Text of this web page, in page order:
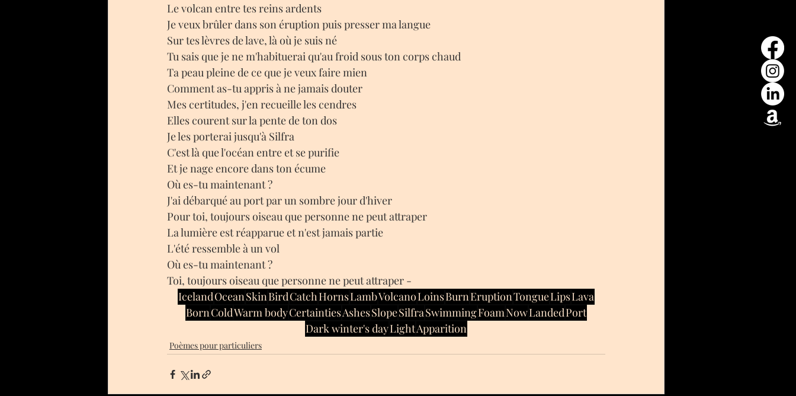
Le volcan entre tes reins ardents
Je veux brûler dans son éruption puis presser ma langue
Sur tes lèvres de lave, là où je suis né
Tu sais que je ne m'habituerai qu'au froid sous ton corps chaud
Ta peau pleine de ce que je veux faire mien
Comment as-tu appris à ne jamais douter
Mes certitudes, j'en recueille les cendres
Elles courent sur la pente de ton dos
Je les porterai jusqu'à Silfra
C'est là que l'océan entre et se purifie
Et je nage encore dans ton écume
Où es-tu maintenant ?
J'ai débarqué au port par un sombre jour d'hiver
Pour toi, toujours oiseau que personne ne peut attraper
La lumière est réapparue et n'est jamais partie
L'été ressemble à un vol
Où es-tu maintenant ?
Toi, toujours oiseau que personne ne peut attraper -
IcelandOceanSkinBirdCatchHornsLambVolcanoLoinsBurnEruptionTongueLipsLava
BornColdWarm bodyCertaintiesAshesSlopeSilfraSwimmingFoamNowLandedPort
Dark winter's dayLightApparition
Poèmes pour particuliers